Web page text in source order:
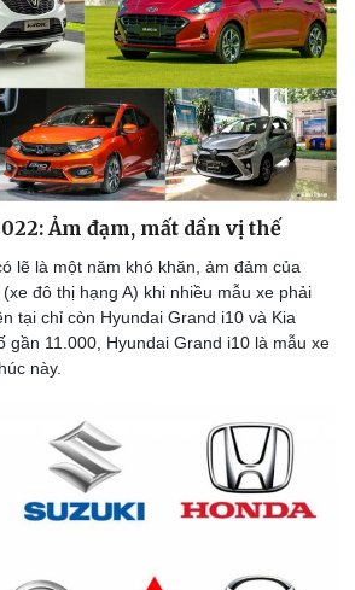
Công nghệ
Sành điệu
Tin Công nghệ
Trải nghiệm
Chuyển đổi số
Ảm đạm, mất dần vị thế
lẽ là một năm khó khăn, ảm đảm của
đô thị hạng A) khi nhiều mẫu xe phải
tại chỉ còn Hyundai Grand i10 và Kia
gần 11.000, Hyundai Grand i10 là mẫu xe
này.